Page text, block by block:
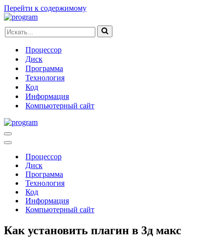
Перейти к содержимому
Искать...
Процессор
Диск
Программа
Технология
Код
Информация
Компьютерный сайт
Меню
навигации
Меню
навигацииПроцессор
Диск
Программа
Технология
Код
Информация
Компьютерный сайт
Как установить плагин в 3д макс